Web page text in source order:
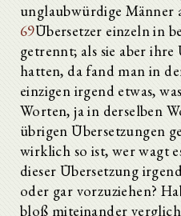
unglaubwürdige Männer
69Übersetzer einzeln in
getrennt; als sie aber
hatten, da fand man in
einzigen irgend etwas,
Worten, ja in derselben
übrigen Übersetzungen
wirklich so ist, wer wagt
dieser Übersetzung
oder gar vorzuziehen?
bloß miteinander